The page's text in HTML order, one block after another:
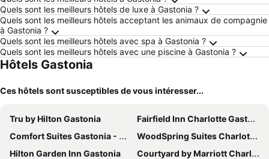
Quels sont les meilleurs hôtels de luxe à Gastonia ?
Quels sont les meilleurs hôtels acceptant les animaux de compagnie
à Gastonia ?
Quels sont les meilleurs hôtels avec spa à Gastonia ?
Quels sont les meilleurs hôtels avec une piscine à Gastonia ?
Hôtels Gastonia
Ces hôtels sont susceptibles de vous intéresser...
Tru by Hilton Gastonia
Fairfield Inn Charlotte Gastonia
Comfort Suites Gastonia - Charlotte
WoodSpring Suites Charlotte Gastonia
Hilton Garden Inn Gastonia
Courtyard by Marriott Charlotte Gastonia